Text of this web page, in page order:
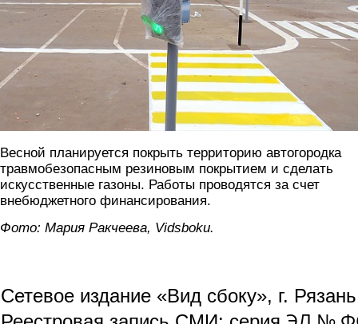
Весной планируется покрыть территорию автогородка
травмобезопасным резиновым покрытием и сделать
искусственные газоны. Работы проводятся за счет
внебюджетного финансирования.
Фото: Мария Ракчеева, Vidsboku.
Сетевое издание «Вид сбоку», г.